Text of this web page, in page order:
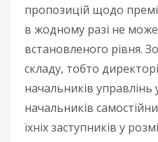
пропозицій щодо
в жодному разі не
встановленого рівня.
складу, тобто
начальників управлінь
начальників
їхніх заступників у